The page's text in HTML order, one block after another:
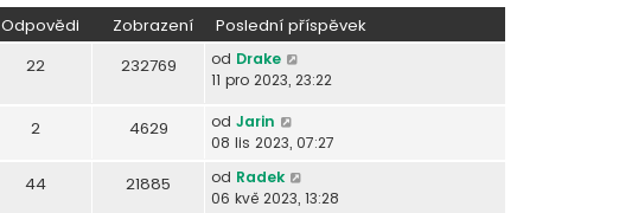
Odpovědi Zobrazení Poslední příspěvek
22 232769 od Drake
11 pro 2023, 23:22
2 4629 od Jarin
08 lis 2023, 07:27
44 21885 od Radek
06 kvě 2023, 13:28